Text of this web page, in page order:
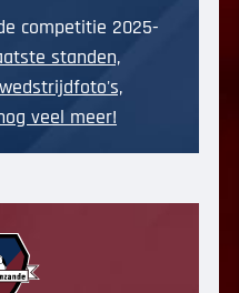
competitie 2025-
standen,
veel meer!